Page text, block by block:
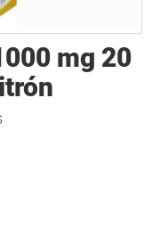
mg 20